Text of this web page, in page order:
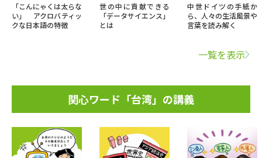
「こんにゃくは太らな
い」 アクロバティッ
クな日本語の特徴
世の中に貢献できる
「データサイエンス」
とは
中世ドイツの手紙か
ら、人々の生活風景や
言葉を読み解く
一覧を表示
関心ワード「台湾」の講義